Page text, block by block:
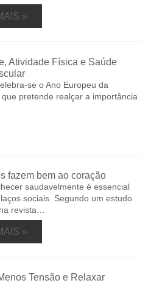
»
Atividade Física e Saúde
se o Ano Europeu da
pretende realçar a importância
fazem bem ao coração
saudavelmente é essencial
sociais. Segundo um estudo
revista…
»
Tensão e Relaxar